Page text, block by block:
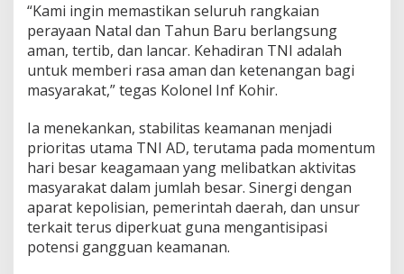
5
d
a
n
T
a
u
n
B
a
r
u
2
2
“Kami ingin memastikan seluruh rangkaian
perayaan Natal dan Tahun Baru berlangsung
aman, tertib, dan lancar. Kehadiran TNI adalah
untuk memberi rasa aman dan ketenangan bagi
masyarakat,” tegas Kolonel Inf Kohir.
Ia menekankan, stabilitas keamanan menjadi
prioritas utama TNI AD, terutama pada momentum
hari besar keagamaan yang melibatkan aktivitas
masyarakat dalam jumlah besar. Sinergi dengan
aparat kepolisian, pemerintah daerah, dan unsur
terkait terus diperkuat guna mengantisipasi
potensi gangguan keamanan.